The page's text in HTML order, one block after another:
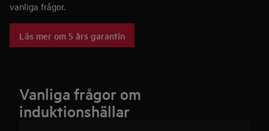
vanliga frågor.
Läs mer om 5 års garantin
Vanliga frågor om
induktionshällar